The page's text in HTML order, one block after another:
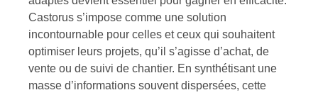
Castorus s’impose comme une solution
incontournable pour celles et ceux qui souhaitent
optimiser leurs projets, qu’il s’agisse d’achat, de
vente ou de suivi de chantier. En synthétisant une
masse d’informations souvent dispersées, cette